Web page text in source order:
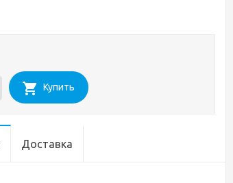
Купить
Доставка